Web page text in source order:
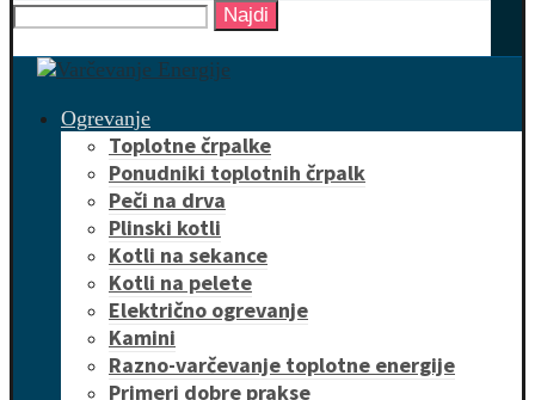
Najdi
Ogrevanje
Toplotne črpalke
Ponudniki toplotnih črpalk
Peči na drva
Plinski kotli
Kotli na sekance
Kotli na pelete
Električno ogrevanje
Kamini
Razno-varčevanje toplotne energije
Primeri dobre prakse